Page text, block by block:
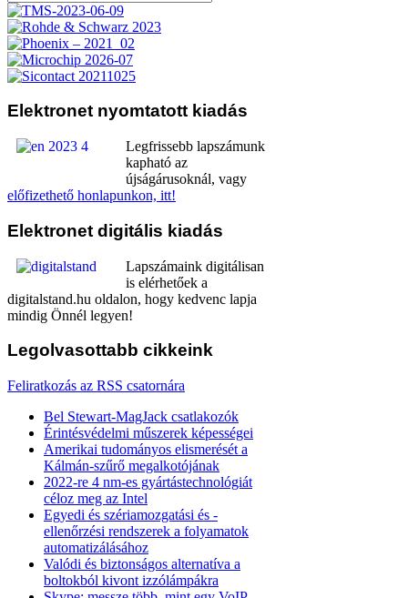
Elektronet nyomtatott kiadás
Legfrissebb lapszámunk
kapható az
újságárusoknál, vagy
előfizethető honlapunkon, itt!
Elektronet digitális kiadás
Lapszámaink digitálisan
is elérhetőek a
digitalstand.hu oldalon, hogy kedvenc lapja
mindig Önnél legyen!
Legolvasottabb cikkeink
Feliratkozás az RSS csatornára
Bel Stewart-MagJack csatlakozók
Érintésvédelmi műszerek képességei
Amerikai tudományos elismerését a
Kálmán-szűrő megalkotójának
2022-re 4 nm-es gyártástechnológiát
céloz meg az Intel
Egyedi és szériamozgatási és -
ellenőrzési rendszerek a folyamatok
automatizálásához
Valódi és biztonságos alternatíva a
boltokból kivont izzólámpákra